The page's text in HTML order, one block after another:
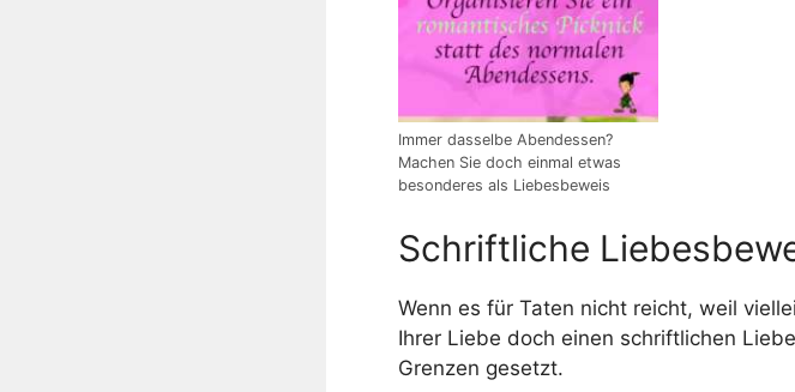
Immer dasselbe Abendessen?
Machen Sie doch einmal etwas
besonderes als Liebesbeweis
Schriftliche
Wenn es für Taten nicht reicht, weil
Ihrer Liebe doch einen schriftlichen
Grenzen gesetzt.